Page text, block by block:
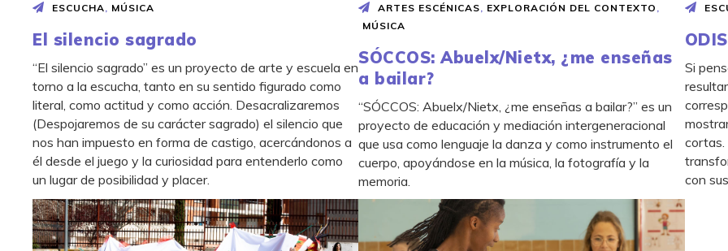
ESCUCHA MÚSICA
El silencio sagrado
“El silencio sagrado” es un proyecto de arte y escuela en
torno a la escucha, tanto en su sentido figurado como
literal, como actitud y como acción. Desacralizaremos
(Despojaremos de su carácter sagrado) el silencio que
nos han impuesto en forma de castigo, acercándonos a
él desde el juego y la curiosidad para entenderlo como
un lugar de posibilidad y placer.
ARTES ESCÉNICAS EXPLORACIÓN DEL CONTEXTO
MÚSICA
SÓCCOS: Abuelx/Nietx, ¿me enseñas
a bailar?
“SÓCCOS: Abuelx/Nietx, ¿me enseñas a bailar?” es un
proyecto de educación y mediación intergeneracional
que usa como lenguaje la danza y como instrumento el
cuerpo, apoyándose en la música, la fotografía y la
memoria.
Si
cortas.
con